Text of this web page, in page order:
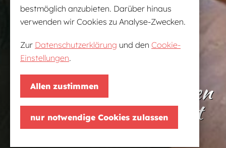
Feiern und übernachten
im Naherholungsgebiet
Bad Erna
bestmöglich anzubieten. Darüber hinaus
verwenden wir Cookies zu Analyse-Zwecken.
Zur Datenschutzerklärung und den Cookie-
Einstellungen.
Allen zustimmen
nur notwendige Cookies zulassen